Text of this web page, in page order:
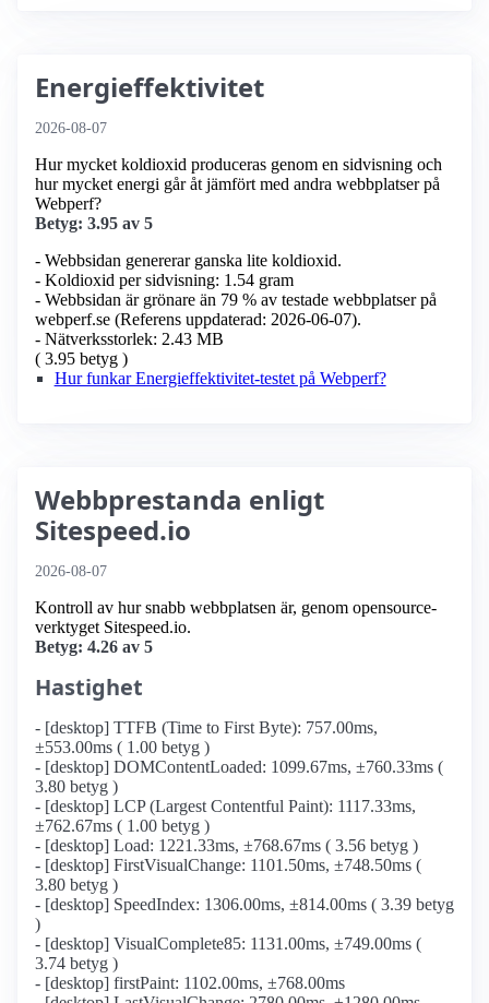
Energieffektivitet
2026-08-07
Hur mycket koldioxid produceras genom en sidvisning och
hur mycket energi går åt jämfört med andra webbplatser på
Webperf?
Betyg: 3.95 av 5
- Webbsidan genererar ganska lite koldioxid.
- Koldioxid per sidvisning: 1.54 gram
- Webbsidan är grönare än 79 % av testade webbplatser på
webperf.se (Referens uppdaterad: 2026-06-07).
- Nätverksstorlek: 2.43 MB
( 3.95 betyg )
Hur funkar Energieffektivitet-testet på Webperf?
Webbprestanda enligt
Sitespeed.io
2026-08-07
Kontroll av hur snabb webbplatsen är, genom opensource-
verktyget Sitespeed.io.
Betyg: 4.26 av 5
Hastighet
- [desktop] TTFB (Time to First Byte): 757.00ms,
±553.00ms ( 1.00 betyg )
- [desktop] DOMContentLoaded: 1099.67ms, ±760.33ms (
3.80 betyg )
- [desktop] LCP (Largest Contentful Paint): 1117.33ms,
±762.67ms ( 1.00 betyg )
- [desktop] Load: 1221.33ms, ±768.67ms ( 3.56 betyg )
- [desktop] FirstVisualChange: 1101.50ms, ±748.50ms (
3.80 betyg )
- [desktop] SpeedIndex: 1306.00ms, ±814.00ms ( 3.39 betyg
)
- [desktop] VisualComplete85: 1131.00ms, ±749.00ms (
3.74 betyg )
- [desktop] firstPaint: 1102.00ms, ±768.00ms